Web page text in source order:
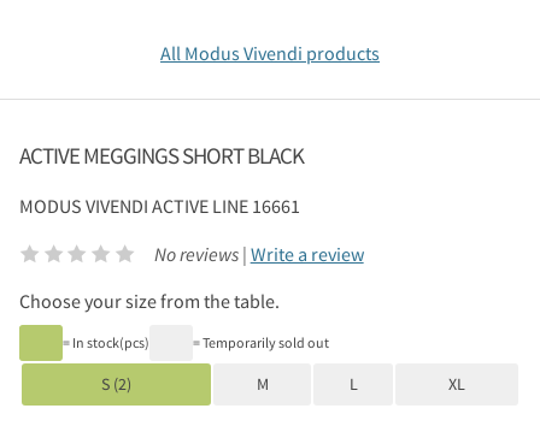
All Modus Vivendi products
ACTIVE MEGGINGS SHORT BLACK
MODUS VIVENDI ACTIVE LINE 16661
No reviews | Write a review
Choose your size from the table.
= In stock(pcs) = Temporarily sold out
S (2) M L XL